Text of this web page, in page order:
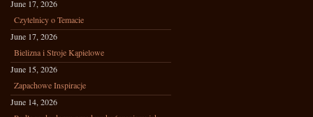
June 17, 2026
Czytelnicy o Temacie
June 17, 2026
Bielizna i Stroje Kąpielowe
June 15, 2026
Zapachowe Inspiracje
June 14, 2026